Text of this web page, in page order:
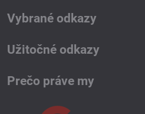
Vybrané odkazy
Užitočné odkazy
Prečo práve my